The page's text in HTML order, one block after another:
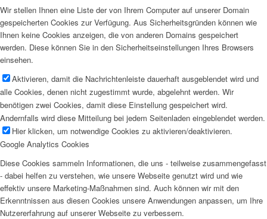
Wir stellen Ihnen eine Liste der von Ihrem Computer auf unserer Domain
gespeicherten Cookies zur Verfügung. Aus Sicherheitsgründen können wie
Ihnen keine Cookies anzeigen, die von anderen Domains gespeichert
werden. Diese können Sie in den Sicherheitseinstellungen Ihres Browsers
einsehen.
Aktivieren, damit die Nachrichtenleiste dauerhaft ausgeblendet wird und
alle Cookies, denen nicht zugestimmt wurde, abgelehnt werden. Wir
benötigen zwei Cookies, damit diese Einstellung gespeichert wird.
Andernfalls wird diese Mitteilung bei jedem Seitenladen eingeblendet werden.
Hier klicken, um notwendige Cookies zu aktivieren/deaktivieren.
Google Analytics Cookies
Diese Cookies sammeln Informationen, die uns - teilweise zusammengefasst
- dabei helfen zu verstehen, wie unsere Webseite genutzt wird und wie
effektiv unsere Marketing-Maßnahmen sind. Auch können wir mit den
Erkenntnissen aus diesen Cookies unsere Anwendungen anpassen, um Ihre
Nutzererfahrung auf unserer Webseite zu verbessern.